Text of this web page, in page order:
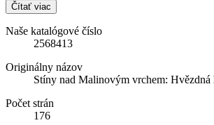
Čítať viac
Naše katalógové číslo
2568413
Originálny názov
Stíny nad Malinovým vrchem: Hvězdná
Počet strán
176